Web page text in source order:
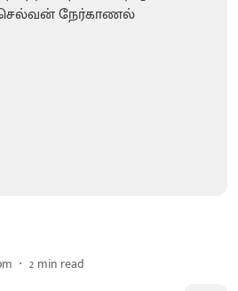
2 min read